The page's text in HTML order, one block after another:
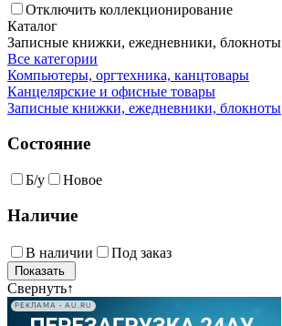
Отключить коллекционирование
Каталог
Записные книжки, ежедневники, блокноты
Все категории
Компьютеры, оргтехника, канцтовары
Канцелярские и офисные товары
Записные книжки, ежедневники, блокноты
Состояние
Б/у Новое
Наличие
В наличии Под заказ
Свернуть↑
РЕКЛАМА • AU.RU